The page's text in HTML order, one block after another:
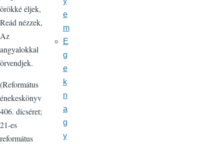
örökké éljek,
Reád nézzek,
Az
angyalokkal
örvendjek.
(Református
énekeskönyv
406. dícséret;
21-es
református
e
m
E
g
e
k
n
a
g
y